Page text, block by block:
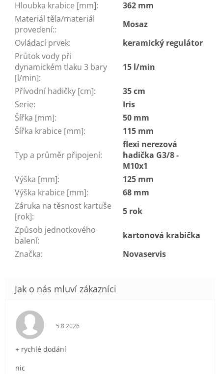
Hloubka krabice [mm]:
362 mm
Materiál těla/materiál
provedení::
Mosaz
Ovládací prvek:
keramický regulátor
Průtok vody při
dynamickém tlaku 3 bary
[l/min]:
15 l/min
Přívodní hadičky [cm]:
35 cm
Serie:
Iris
Šířka [mm]:
50 mm
Šířka krabice [mm]: 115 mm
Typ a průměr připojení:
flexi nerezová
hadička G3/8 -
M10x1
Výška [mm]:
125 mm
Výška krabice [mm]:
68 mm
Záruka na těsnost kartuše
[rok]:
5 rok
Způsob jednotkového
balení:
kartonová krabička
Značka: Novaservis
Hodnocení obchodu je 5 z 5 hvězdiček.
5.8.2026
+ rychlé dodání
nic